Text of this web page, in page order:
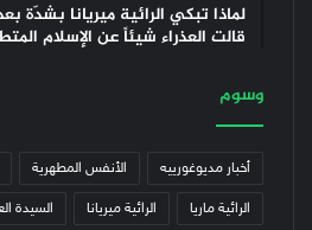
لماذا تبكي الرائية ميريانا بشدّة
قالت العذراء شيئاً عن الإسلام
وسوم
أخبار مديوغورييه الأنفس المطهرية
الرائية ماريا الرائية ميريانا السيدة